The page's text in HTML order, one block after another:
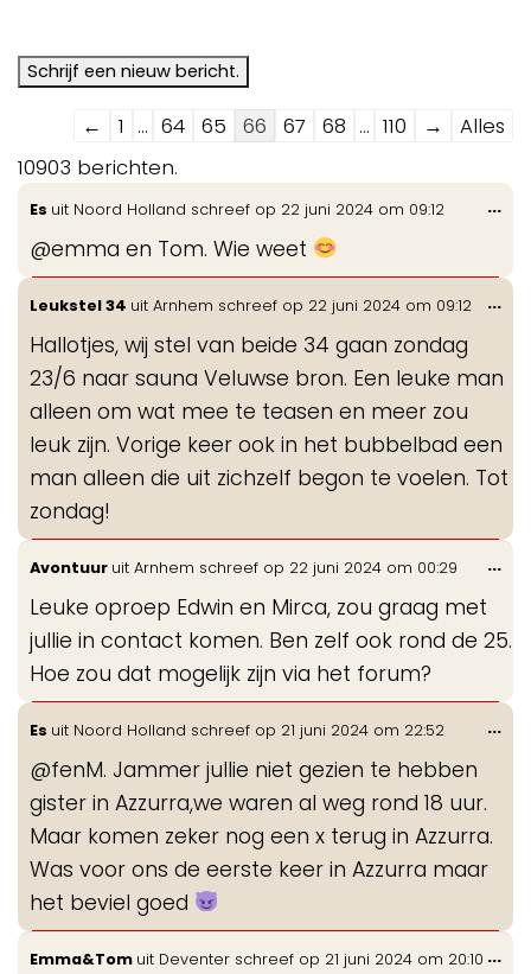
Navigatie
door
de
gastenboek-
lijst
← 1 ... 64 65 66 67 68 ... 110 →
Alles
10903 berichten.
Es uit Noord Holland schreef op 22 juni 2024 om 09:12
@emma en Tom. Wie weet
...
Leukstel 34 uit Arnhem schreef op 22 juni 2024 om 09:12
Hallotjes, wij stel van beide 34 gaan zondag
23/6 naar sauna Veluwse bron. Een leuke man
alleen om wat mee te teasen en meer zou
leuk zijn. Vorige keer ook in het bubbelbad een
man alleen die uit zichzelf begon te voelen. Tot
zondag!
...
Avontuur uit Arnhem schreef op 22 juni 2024 om 00:29
Leuke oproep Edwin en Mirca, zou graag met
jullie in contact komen. Ben zelf ook rond de 25.
Hoe zou dat mogelijk zijn via het forum?
...
Es uit Noord Holland schreef op 21 juni 2024 om 22:52
@fenM. Jammer jullie niet gezien te hebben
gister in Azzurra,we waren al weg rond 18 uur.
Maar komen zeker nog een x terug in Azzurra.
Was voor ons de eerste keer in Azzurra maar
het beviel goed
...
Emma&Tom uit Deventer schreef op 21 juni 2024 om 20:10 ...